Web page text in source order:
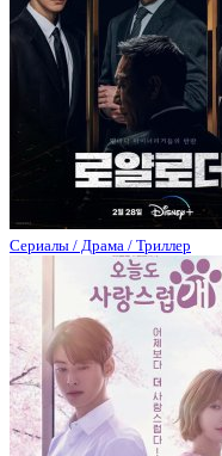
Сериалы / Драма / Триллер